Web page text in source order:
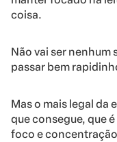
coisa.
Não vai ser nenhum
passar bem
Mas o mais legal da
que consegue, que
foco e